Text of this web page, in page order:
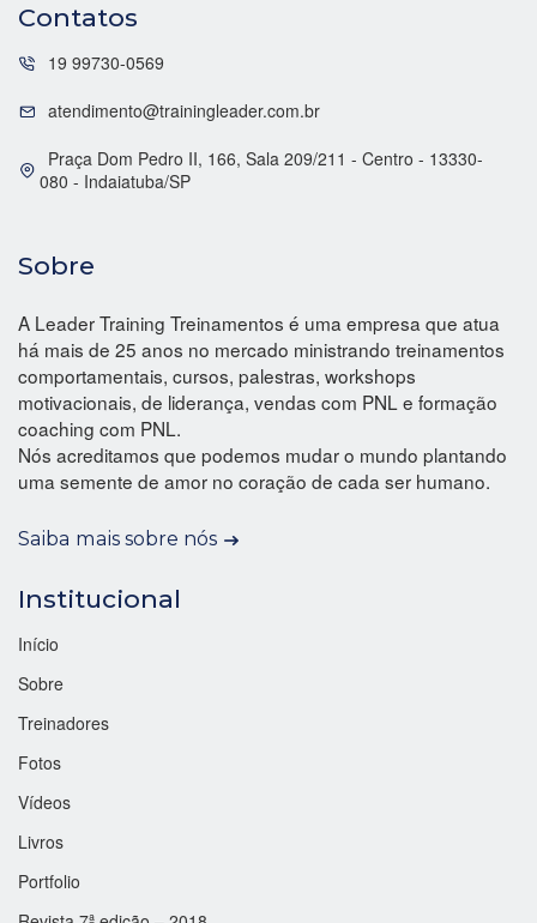
Contatos
19 99730-0569
atendimento@trainingleader.com.br
Praça Dom Pedro II, 166, Sala 209/211 - Centro - 13330-
080 - Indaiatuba/SP
Sobre
A Leader Training Treinamentos é uma empresa que atua
há mais de 25 anos no mercado ministrando treinamentos
comportamentais, cursos, palestras, workshops
motivacionais, de liderança, vendas com PNL e formação
coaching com PNL.
Nós acreditamos que podemos mudar o mundo plantando
uma semente de amor no coração de cada ser humano.
Saiba mais sobre nós
Institucional
Início
Sobre
Treinadores
Fotos
Vídeos
Livros
Portfolio